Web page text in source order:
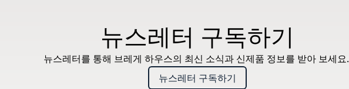
뉴스레터 구독하기
뉴스레터를 통해 브레게 하우스의 최신 소식과 신제품 정보를 받아 보세요.
뉴스레터 구독하기